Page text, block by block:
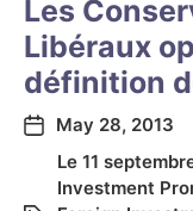
Les
Libéraux
définition
May 28, 2013
Le 11
Investment